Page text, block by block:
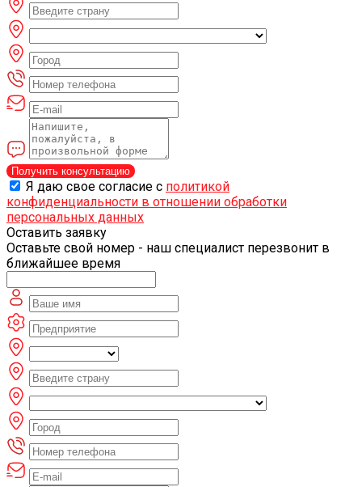
Получить консультацию
Я даю свое согласие с политикой
конфиденциальности в отношении обработки
персональных данных
Оставить заявку
Оставьте свой номер - наш специалист перезвонит в
ближайшее время